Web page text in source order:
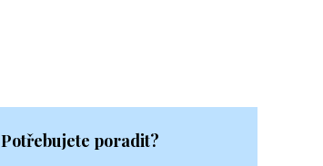
Potřebujete poradit?